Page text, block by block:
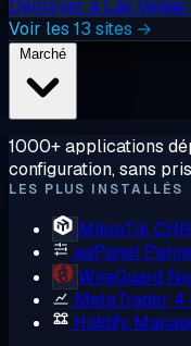
Déployer à Las
Voir les 13 sites →
1000+ applications
configuration, sans
LES PLUS INSTALLÉS
MikroTik CHR
aaPanel
WireGuard
MetaTrader 4
Hiddify